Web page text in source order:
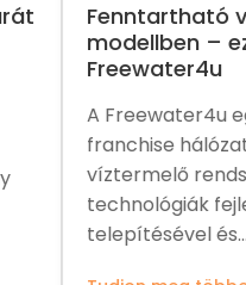
Fenntartható
modellben –
Freewater4u
A Freewater4u
franchise
víztermelő
technológiák
telepítésével és...